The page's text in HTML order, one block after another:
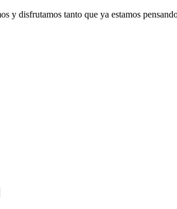
y disfrutamos tanto que ya estamos